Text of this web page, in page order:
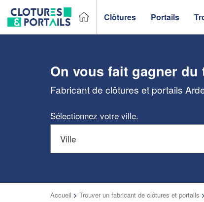
Clôtures Portails
On vous fait gagner du
Fabricant de clôtures et portails
Sélectionnez votre ville.
Accueil > Trouver un fabricant de clôtures et portails >